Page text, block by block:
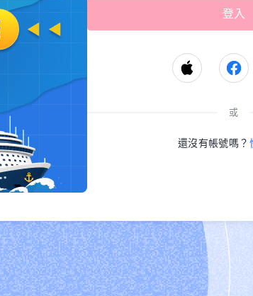
或
還沒有帳號嗎？